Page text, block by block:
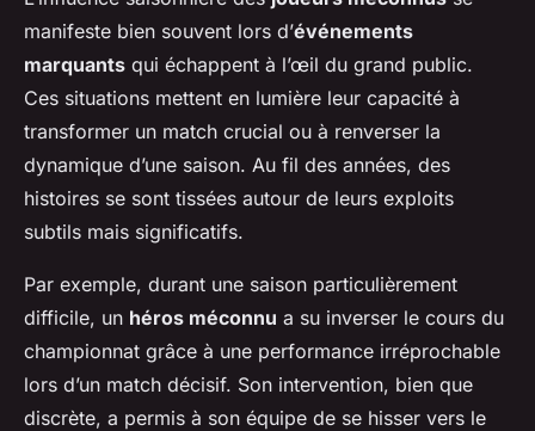
manifeste bien souvent lors d’événements
marquants qui échappent à l’œil du grand public.
Ces situations mettent en lumière leur capacité à
transformer un match crucial ou à renverser la
dynamique d’une saison. Au fil des années, des
histoires se sont tissées autour de leurs exploits
subtils mais significatifs.
Par exemple, durant une saison particulièrement
difficile, un héros méconnu a su inverser le cours du
championnat grâce à une performance irréprochable
lors d’un match décisif. Son intervention, bien que
discrète, a permis à son équipe de se hisser vers le